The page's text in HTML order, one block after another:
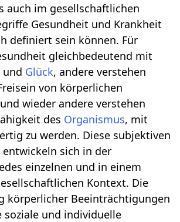
auch im gesellschaftlichen
Gesundheit und Krankheit
definiert sein können. Für
gleichbedeutend mit
und Glück, andere verstehen
von körperlichen
wieder andere verstehen
des Organismus, mit
zu werden. Diese subjektiven
sich in der
einzelnen und in einem
Kontext. Die
körperlicher Beeinträchtigungen
soziale und individuelle